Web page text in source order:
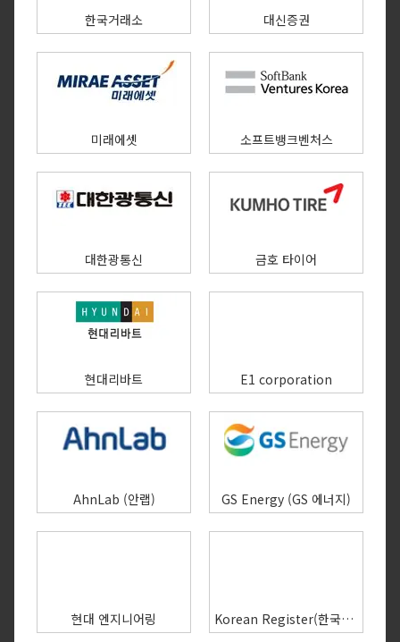
한국거래소 대신증권
미래에셋 소프트뱅크벤처스
대한광통신 금호 타이어
현대리바트 E1 corporation
AhnLab (안랩) GS Energy (GS 에너지)
현대 엔지니어링 Korean Register(한국선급)